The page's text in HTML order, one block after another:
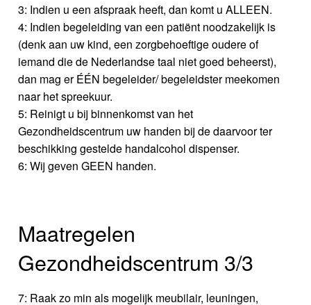
3: Indien u een afspraak heeft, dan komt u ALLEEN.
4: Indien begeleiding van een patiënt noodzakelijk is
(denk aan uw kind, een zorgbehoeftige oudere of
iemand die de Nederlandse taal niet goed beheerst),
dan mag er ÉÉN begeleider/ begeleidster meekomen
naar het spreekuur.
5: Reinigt u bij binnenkomst van het
Gezondheidscentrum uw handen bij de daarvoor ter
beschikking gestelde handalcohol dispenser.
6: Wij geven GEEN handen.
Maatregelen
Gezondheidscentrum 3/3
7: Raak zo min als mogelijk meubilair, leuningen,